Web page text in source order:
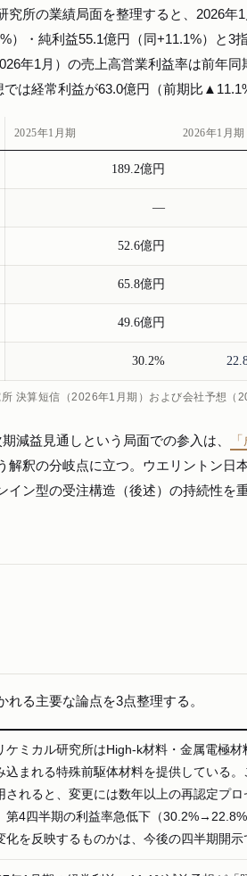
究所の業績局面を整理すると、2026年
）・純利益55.1億円（同+11.1%）と3
年1月）の売上高営業利益率は前年
は経常利益が63.0億円（前期比
2025年1月期 2026年1月期
189.2億円
—
52.6億円
65.8億円
49.6億円
30.2%
決算短信（2026年1月期）および会社予想（
減益見通しという局面での参入は、
解釈の分岐点に立つ。ウエリントン日
イン型の受注構造（後述）の持続性を
る主要な論点を3点整理する。
ケミカル研究所はHigh-k材料・金属電極
込まれる特殊前駆体材料を提供している
されると、変更には数年以上の再認定プ
第4四半期の利益率急低下（
化を反映するものかは、今後の四半期開示